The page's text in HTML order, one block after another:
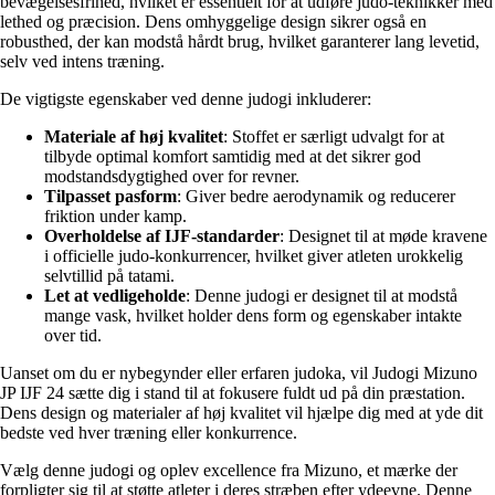
lethed og præcision. Dens omhyggelige design sikrer også en
robusthed, der kan modstå hårdt brug, hvilket garanterer lang levetid,
selv ved intens træning.
De vigtigste egenskaber ved denne judogi inkluderer:
Materiale af høj kvalitet: Stoffet er særligt udvalgt for at
tilbyde optimal komfort samtidig med at det sikrer god
modstandsdygtighed over for revner.
Tilpasset pasform: Giver bedre aerodynamik og reducerer
friktion under kamp.
Overholdelse af IJF-standarder: Designet til at møde kravene
i officielle judo-konkurrencer, hvilket giver atleten urokkelig
selvtillid på tatami.
Let at vedligeholde: Denne judogi er designet til at modstå
mange vask, hvilket holder dens form og egenskaber intakte
over tid.
Uanset om du er nybegynder eller erfaren judoka, vil Judogi Mizuno
JP IJF 24 sætte dig i stand til at fokusere fuldt ud på din præstation.
Dens design og materialer af høj kvalitet vil hjælpe dig med at yde dit
bedste ved hver træning eller konkurrence.
Vælg denne judogi og oplev excellence fra Mizuno, et mærke der
forpligter sig til at støtte atleter i deres stræben efter ydeevne. Denne